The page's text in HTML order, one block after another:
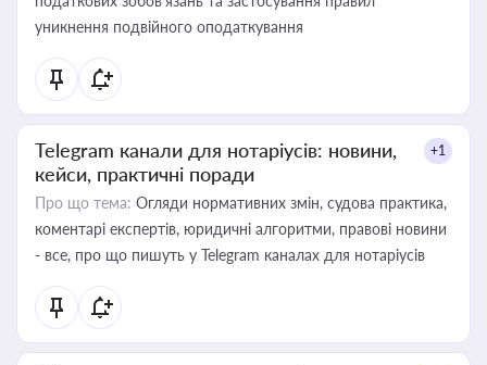
уникнення подвійного оподаткування
Telegram канали для нотаріусів: новини,
кейси, практичні поради
+1
Про що тема: Огляди нормативних змін, судова практика,
коментарі експертів, юридичні алгоритми, правові новини
- все, про що пишуть у Telegram каналах для нотаріусів